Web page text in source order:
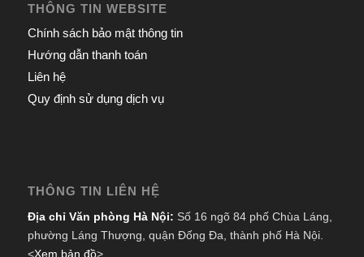
THÔNG TIN WEBSITE
Chính sách bảo mật thông tin
Hướng dẫn thanh toán
Liên hệ
Quy định sử dụng dịch vụ
THÔNG TIN LIÊN HỆ
Địa chỉ Văn phòng Hà Nội: Số 16 ngõ 84 phố Chùa Láng,
phường Láng Thượng, quận Đống Đa, thành phố Hà Nội.
<Xem bản đồ>